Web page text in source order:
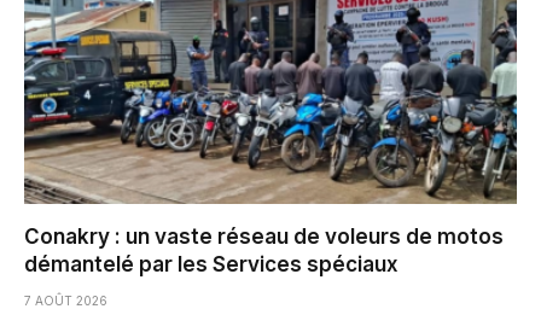
Conakry : un vaste réseau de voleurs de motos
démantelé par les Services spéciaux
7 AOÛT 2026